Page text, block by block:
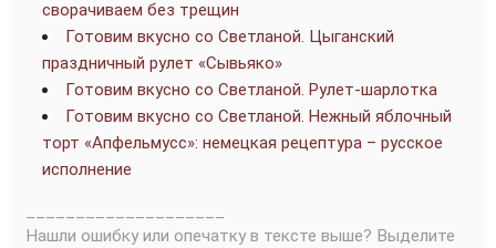
сворачиваем без трещин
Готовим вкусно со Светланой. Цыганский
праздничный рулет «Сывьяко»
Готовим вкусно со Светланой. Рулет-шарлотка
Готовим вкусно со Светланой. Нежный яблочный
торт «Апфельмусс»: немецкая рецептура – русское
исполнение
Нашли ошибку или опечатку в тексте выше? Выделите